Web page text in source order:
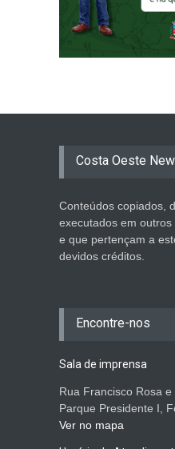
Costa Oeste
Conteúdos copiados,
executados em
e que pertençam a
devidos créditos.
Encontre-nos
Sala de imprensa
Rua Francisco Rosa e
Parque Presidente I,
Ver no mapa